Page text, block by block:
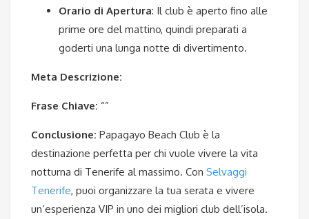
Orario di Apertura: Il club è aperto fino alle
prime ore del mattino, quindi preparati a
goderti una lunga notte di divertimento.
Meta Descrizione:
Frase Chiave: “”
Conclusione: Papagayo Beach Club è la
destinazione perfetta per chi vuole vivere la vita
notturna di Tenerife al massimo. Con Selvaggi
Tenerife, puoi organizzare la tua serata e vivere
un’esperienza VIP in uno dei migliori club dell’isola.